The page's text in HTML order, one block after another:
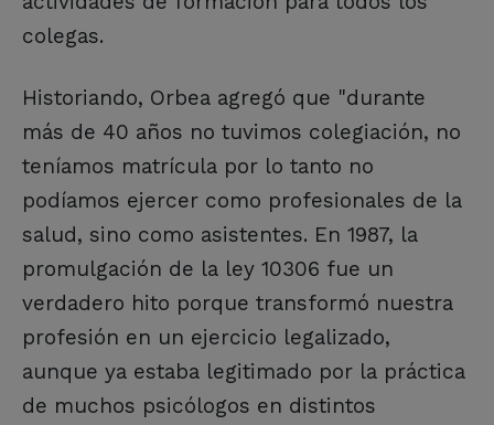
colegas.
Historiando, Orbea agregó que "durante
más de 40 años no tuvimos colegiación, no
teníamos matrícula por lo tanto no
podíamos ejercer como profesionales de la
salud, sino como asistentes. En 1987, la
promulgación de la ley 10306 fue un
verdadero hito porque transformó nuestra
profesión en un ejercicio legalizado,
aunque ya estaba legitimado por la práctica
de muchos psicólogos en distintos